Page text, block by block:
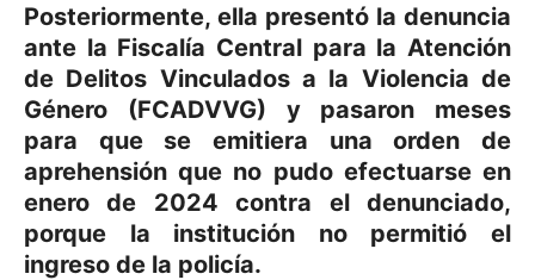
Posteriormente, ella presentó la denuncia
ante la Fiscalía Central para la Atención
de Delitos Vinculados a la Violencia de
Género (FCADVVG) y pasaron meses
para que se emitiera una orden de
aprehensión que no pudo efectuarse en
enero de 2024 contra el denunciado,
porque la institución no permitió el
ingreso de la policía.